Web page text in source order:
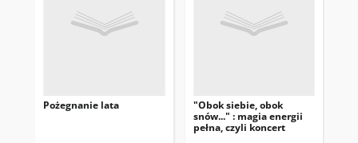
Pożegnanie lata
"Obok siebie, obok
snów..." : magia energii
pełna, czyli koncert